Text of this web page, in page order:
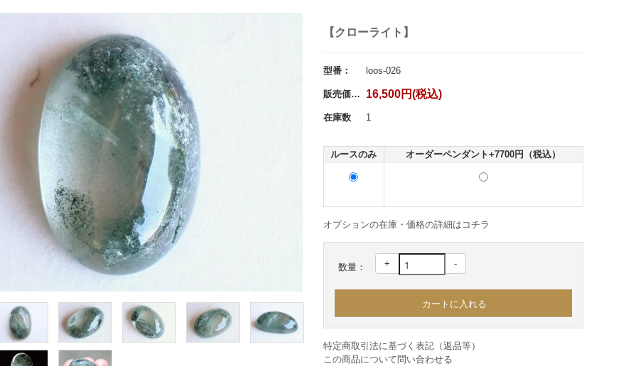
【クローライト】
型番： loos-026
販売価格： 16,500円(税込)
在庫数 1
ルースのみ オーダーペンダント+7700円（税込）
オプションの在庫・価格の詳細はコチラ
数量： + -
特定商取引法に基づく表記（返品等）
この商品について問い合わせる